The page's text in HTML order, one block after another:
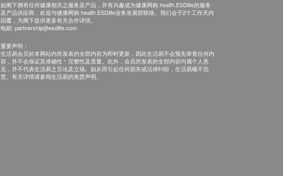
如阁下拥有任何健康相关之服务及产品，并有兴趣成为健康网购 health.ESDlife的服务
及产品供应商，欢迎与健康网购 health.ESDlife业务发展部联络。我们会于2个工作天内
回覆，为阁下提供更多有关合作详情。
电邮: partnership@esdlife.com
重要声明：
生活易会员於本网站内所发表的全部内容为即时更新，因此生活易不会预先审查任何内
容，并不会保证其准确性丶完整性及质量。此外，会员所发表的全部内容均属个人意
见，并不代表生活易之言论及立场。如从而引起任何损失或法律纠纷，生活易概不负
责。有关详情请参阅生活易的免责声明。